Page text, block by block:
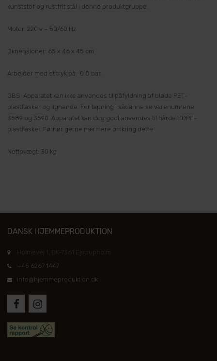
kunststof og rustfrit stål i denne produktgruppe.
Motor: 220 v – 50/60 Hz
Dimensioner: 65 x 46 x 45 cm
Arbejder med et tryk på -0.8 bar.
OBS: Apparatet kan ikke anvendes til påfyldning af bløde PET-
plastflasker og lignende. For tapning i sådanne se varenumrene
3589 og 3590. Apparatet kan dog godt anvendes til hårde HDPE-
plastflasker. Førhør gerne nærmere omkring dette.
Nettovægt: 30 kg
DANSK HJEMMEPRODUKTION
Holmevej 1, DK-7361 Ejstrupholm
+45 6267 1447
info@hjemmeproduktion.dk